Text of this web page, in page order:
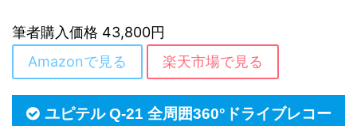
筆者購入価格 43,800円
Amazonで見る
楽天市場で見る
ユピテル Q-21 全周囲360°ドライブレコー